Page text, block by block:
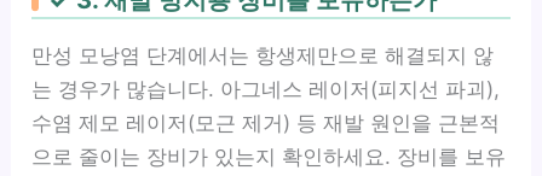
만성 모낭염 단계에서는 항생제만으로 해결되지 않
는 경우가 많습니다. 아그네스 레이저(피지선 파괴),
수염 제모 레이저(모근 제거) 등 재발 원인을 근본적
으로 줄이는 장비가 있는지 확인하세요. 장비를 보유